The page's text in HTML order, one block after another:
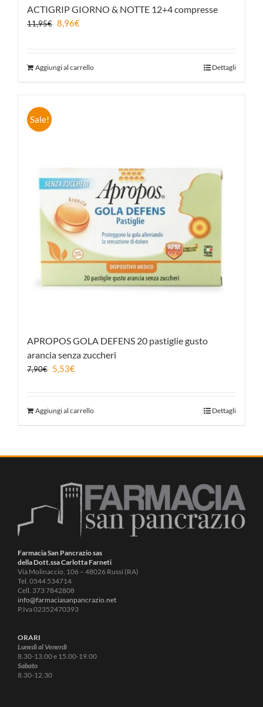
ACTIGRIP GIORNO & NOTTE 12+4 compresse
11,95€ 8,96€
Aggiungi al carrello Dettagli
Sale!
APROPOS GOLA DEFENS 20 pastiglie gusto
arancia senza zuccheri
7,90€ 5,53€
Aggiungi al carrello Dettagli
Farmacia San Pancrazio sas
della Dott.ssa Carlotta Farneti
Via Molinaccio, 106 – 48026 Russi (RA)
Tel. 0544 534714
Cell. 373 7842808
info@farmaciasanpancrazio.net
P.Iva 02352470393
ORARI
Lunedì al Venerdì
8.30-13.00 e 15.00-19.00
Sabato
8.30-12.30